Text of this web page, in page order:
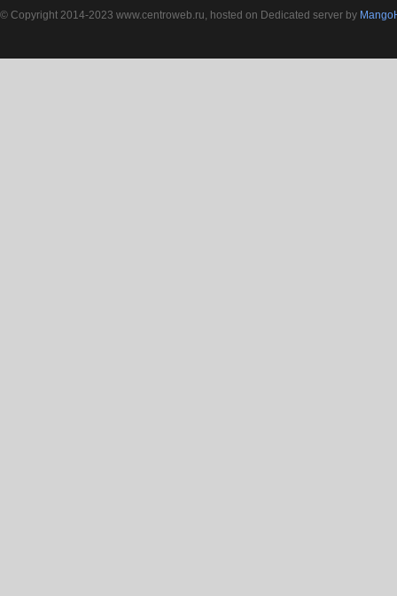
© Copyright 2014-2023 www.centroweb.ru, hosted on Dedicated server by